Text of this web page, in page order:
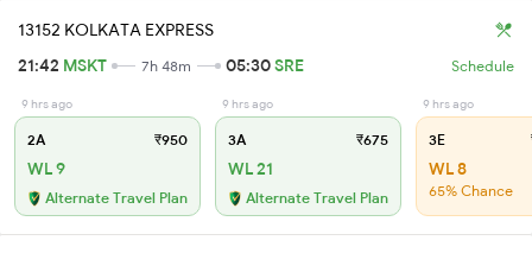
13152 KOLKATA EXPRESS
21:42 MSKT 7h 48m 05:30SRE Schedule
9 hrs ago
2A ₹950
WL 9
Alternate Travel Plan
9 hrs ago
3A ₹675
WL 21
Alternate Travel Plan
9 hrs ago
3E
WL 8
65% Chance